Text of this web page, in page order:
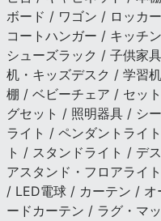
ボード / ワゴン / ロッカ
コートハンガー / キッチ
シューズラック / 子供家
机・キッズデスク / 学習
棚 / ベビーチェア / セッ
グセット / 照明器具 / シ
ライト / ペンダントライ
ト / スタンドライト / デ
アスタンド・フロアライ
/ LED電球 / カーテン / オ
ードカーテン / ラグ・マ